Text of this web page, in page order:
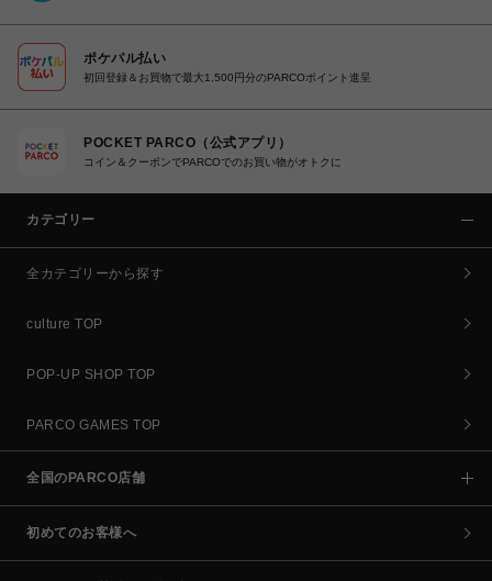
ポケパル払い
初回登録＆お買物で最大1,500円分のPARCOポイント進呈
POCKET PARCO（公式アプリ）
コイン＆クーポンでPARCOでのお買い物がオトクに
カテゴリー
全カテゴリーから探す
culture TOP
POP-UP SHOP TOP
PARCO GAMES TOP
全国のPARCO店舗
初めてのお客様へ